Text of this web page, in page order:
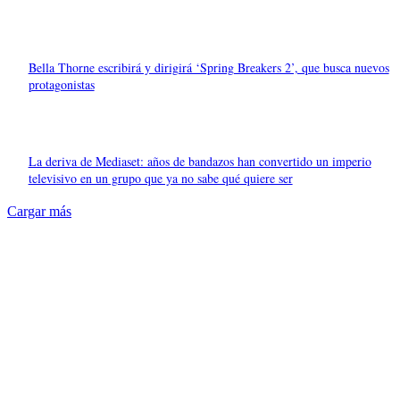
Bella Thorne escribirá y dirigirá ‘Spring Breakers 2’, que busca nuevos
protagonistas
La deriva de Mediaset: años de bandazos han convertido un imperio
televisivo en un grupo que ya no sabe qué quiere ser
Cargar más